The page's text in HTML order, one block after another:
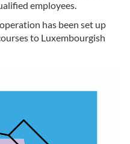
employees.
has been set up
to Luxembourgish